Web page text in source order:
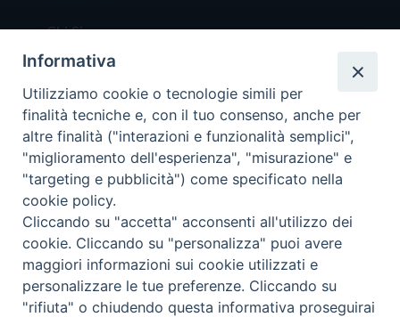
Chi Siamo
Redazione
Scrivici
Copyright © 2019 - Tutti i diritti riservati - Vita
Trentina Editrice
Privacy Policy
Torna
Informativa
Utilizziamo cookie o tecnologie simili per
finalità tecniche e, con il tuo consenso, anche per
altre finalità ("interazioni e funzionalità semplici",
"miglioramento dell'esperienza", "misurazione" e
"targeting e pubblicità") come specificato nella
cookie policy.
Cliccando su "accetta" acconsenti all'utilizzo dei
cookie. Cliccando su "personalizza" puoi avere
maggiori informazioni sui cookie utilizzati e
personalizzare le tue preferenze. Cliccando su
"rifiuta" o chiudendo questa informativa proseguirai